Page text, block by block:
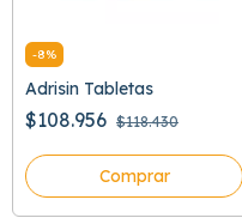
-8%
Adrisin Tabletas
$108.956 $118.430
Comprar